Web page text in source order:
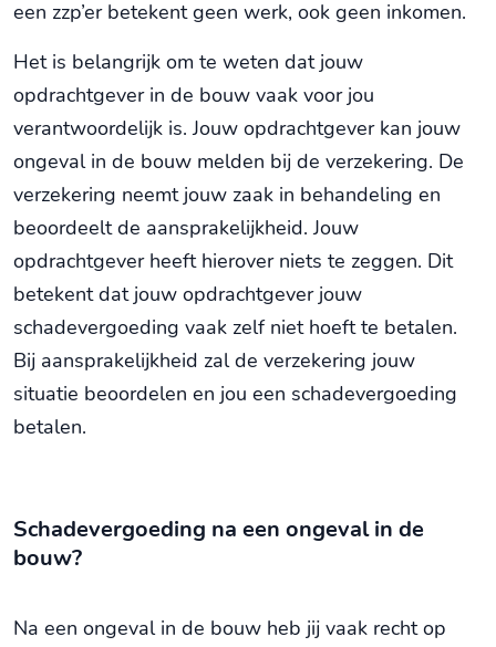
een zzp’er betekent geen werk, ook geen inkomen.
Het is belangrijk om te weten dat jouw
opdrachtgever in de bouw vaak voor jou
verantwoordelijk is. Jouw opdrachtgever kan jouw
ongeval in de bouw melden bij de verzekering. De
verzekering neemt jouw zaak in behandeling en
beoordeelt de aansprakelijkheid. Jouw
opdrachtgever heeft hierover niets te zeggen. Dit
betekent dat jouw opdrachtgever jouw
schadevergoeding vaak zelf niet hoeft te betalen.
Bij aansprakelijkheid zal de verzekering jouw
situatie beoordelen en jou een schadevergoeding
betalen.
Schadevergoeding na een ongeval in de
bouw?
Na een ongeval in de bouw heb jij vaak recht op